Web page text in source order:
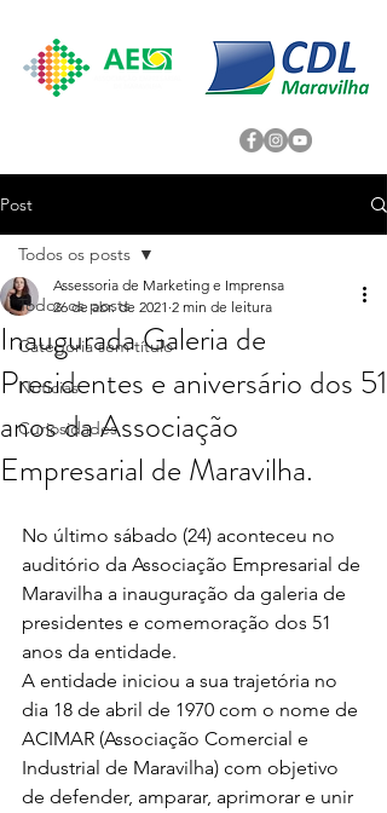
Post
Todos os posts
Categoria sem título
Noticias
Curiosidades
Todos os posts
Inaugurada Galeria de
Presidentes e aniversário dos 51
anos da Associação
Empresarial de Maravilha.
Assessoria de Marketing e Imprensa
26 de abr. de 2021 2 min de leitura
No último sábado (24) aconteceu no
auditório da Associação Empresarial de
Maravilha a inauguração da galeria de
presidentes e comemoração dos 51
anos da entidade.
A entidade iniciou a sua trajetória no
dia 18 de abril de 1970 com o nome de
ACIMAR (Associação Comercial e
Industrial de Maravilha) com objetivo
de defender, amparar, aprimorar e unir